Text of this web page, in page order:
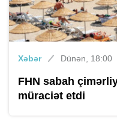
Xəbər Dünən, 18:00
FHN sabah
müraciət etdi